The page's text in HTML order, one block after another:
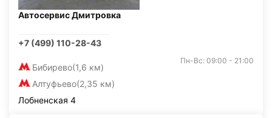
Автосервис Дмитровка
+7 (499) 110-28-43
Бибирево(1,6 км)
Алтуфьево(2,35 км)
Пн-Вс: 09:00 - 21:00
Лобненская 4